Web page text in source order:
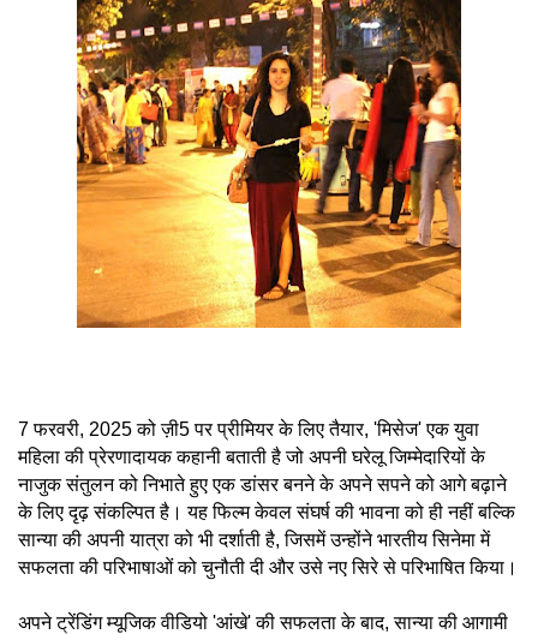
7 फरवरी, 2025 को ज़ी5 पर प्रीमियर के लिए तैयार, 'मिसेज' एक युवा
महिला की प्रेरणादायक कहानी बताती है जो अपनी घरेलू जिम्मेदारियों के
नाजुक संतुलन को निभाते हुए एक डांसर बनने के अपने सपने को आगे बढ़ाने
के लिए दृढ़ संकल्पित है। यह फिल्म केवल संघर्ष की भावना को ही नहीं बल्कि
सान्या की अपनी यात्रा को भी दर्शाती है, जिसमें उन्होंने भारतीय सिनेमा में
सफलता की परिभाषाओं को चुनौती दी और उसे नए सिरे से परिभाषित किया।
अपने ट्रेंडिंग म्यूजिक वीडियो 'आंखे' की सफलता के बाद, सान्या की आगामी